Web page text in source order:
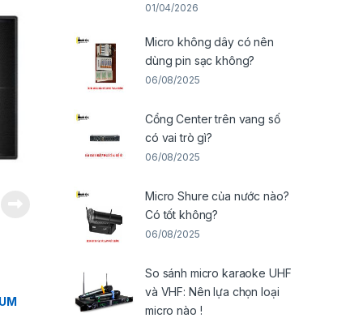
01/04/2026
Micro không dây có nên
dùng pin sạc không?
06/08/2025
Cổng Center trên vang số
có vai trò gì?
06/08/2025
Micro Shure của nước nào?
Có tốt không?
06/08/2025
So sánh micro karaoke UHF
và VHF: Nên lựa chọn loại
micro nào !